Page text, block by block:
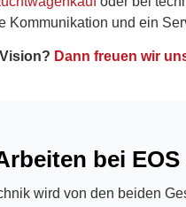
Kommunikation und ein
Dann freuen wir
bei
wird von den beiden